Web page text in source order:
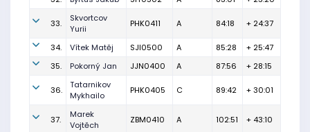
33.
Skvortcov
Yurii
PHK0411 A 84:18 + 24:37
34. Vítek Matěj SJI0500 A 85:28
+ 25:47
35.
Pokorný Jan JJN0400 A 87:56 + 28:15
36.
Tatarnikov
Mykhailo
PHK0405 C 89:42 + 30:01
37.
Marek
Vojtěch
ZBM0410 A 102:51 + 43:10